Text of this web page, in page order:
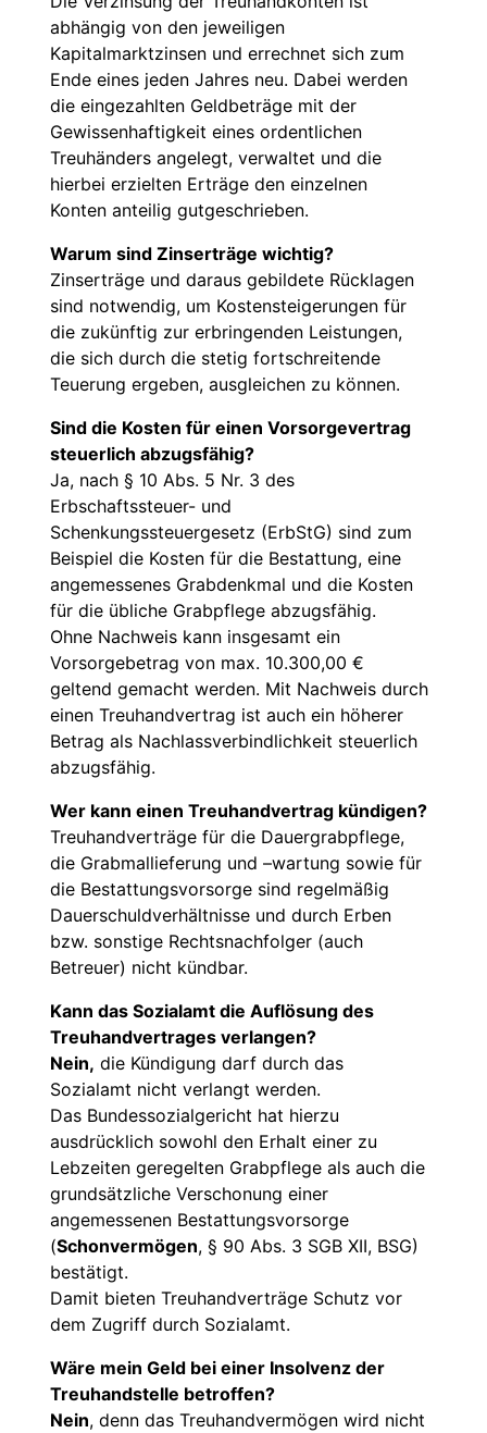
abhängig von den jeweiligen
Kapitalmarktzinsen und errechnet sich zum
Ende eines jeden Jahres neu. Dabei werden
die eingezahlten Geldbeträge mit der
Gewissenhaftigkeit eines ordentlichen
Treuhänders angelegt, verwaltet und die
hierbei erzielten Erträge den einzelnen
Konten anteilig gutgeschrieben.
Warum sind Zinserträge wichtig?
Zinserträge und daraus gebildete Rücklagen
sind notwendig, um Kostensteigerungen für
die zukünftig zur erbringenden Leistungen,
die sich durch die stetig fortschreitende
Teuerung ergeben, ausgleichen zu können.
Sind die Kosten für einen Vorsorgevertrag
steuerlich abzugsfähig?
Ja, nach § 10 Abs. 5 Nr. 3 des
Erbschaftssteuer- und
Schenkungssteuergesetz (ErbStG) sind zum
Beispiel die Kosten für die Bestattung, eine
angemessenes Grabdenkmal und die Kosten
für die übliche Grabpflege abzugsfähig.
Ohne Nachweis kann insgesamt ein
Vorsorgebetrag von max. 10.300,00 €
geltend gemacht werden. Mit Nachweis durch
einen Treuhandvertrag ist auch ein höherer
Betrag als Nachlassverbindlichkeit steuerlich
abzugsfähig.
Wer kann einen Treuhandvertrag kündigen?
Treuhandverträge für die Dauergrabpflege,
die Grabmallieferung und –wartung sowie für
die Bestattungsvorsorge sind regelmäßig
Dauerschuldverhältnisse und durch Erben
bzw. sonstige Rechtsnachfolger (auch
Betreuer) nicht kündbar.
Kann das Sozialamt die Auflösung des
Treuhandvertrages verlangen?
Nein, die Kündigung darf durch das
Sozialamt nicht verlangt werden.
Das Bundessozialgericht hat hierzu
ausdrücklich sowohl den Erhalt einer zu
Lebzeiten geregelten Grabpflege als auch die
grundsätzliche Verschonung einer
angemessenen Bestattungsvorsorge
(Schonvermögen, § 90 Abs. 3 SGB XII, BSG)
bestätigt.
Damit bieten Treuhandverträge Schutz vor
dem Zugriff durch Sozialamt.
Wäre mein Geld bei einer Insolvenz der
Treuhandstelle betroffen?
Nein, denn das Treuhandvermögen wird nicht